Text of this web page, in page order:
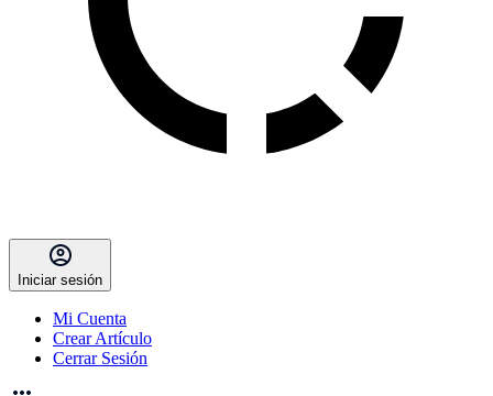
Iniciar sesión
Mi Cuenta
Crear Artículo
Cerrar Sesión